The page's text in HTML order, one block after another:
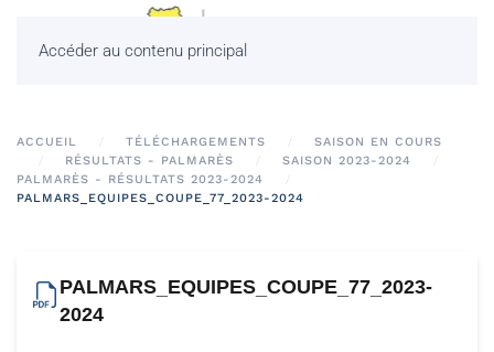
Accéder au contenu principal
ACCUEIL TÉLÉCHARGEMENTS
SAISON EN COURS
RÉSULTATS - PALMARÈS
SAISON 2023-2024
PALMARÈS - RÉSULTATS 2023-2024
PALMARS_EQUIPES_COUPE_77_2023-2024
PALMARS_EQUIPES_COUPE_77_2023-
2024